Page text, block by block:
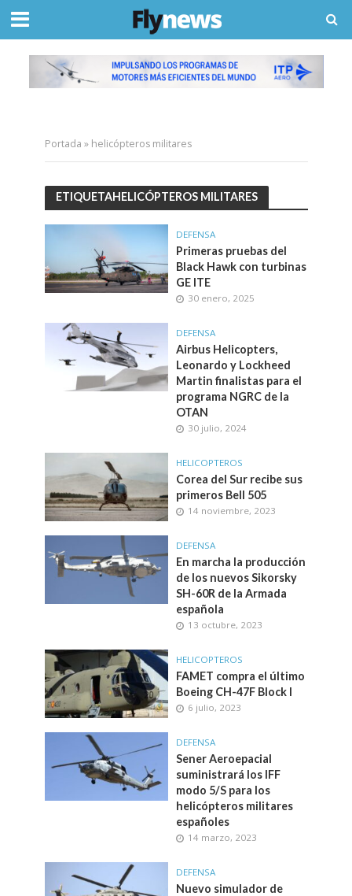
Portada » helicópteros militares
ETIQUETAHELICÓPTEROS MILITARES
DEFENSA
Primeras pruebas del
Black Hawk con turbinas
GE ITE
30 enero, 2025
DEFENSA
Airbus Helicopters,
Leonardo y Lockheed
Martin finalistas para el
programa NGRC de la
OTAN
30 julio, 2024
HELICOPTEROS
Corea del Sur recibe sus
primeros Bell 505
14 noviembre, 2023
DEFENSA
En marcha la producción
de los nuevos Sikorsky
SH-60R de la Armada
española
13 octubre, 2023
HELICOPTEROS
FAMET compra el último
Boeing CH-47F Block I
6 julio, 2023
DEFENSA
Sener Aeroepacial
suministrará los IFF
modo 5/S para los
helicópteros militares
españoles
14 marzo, 2023
DEFENSA
Nuevo simulador de